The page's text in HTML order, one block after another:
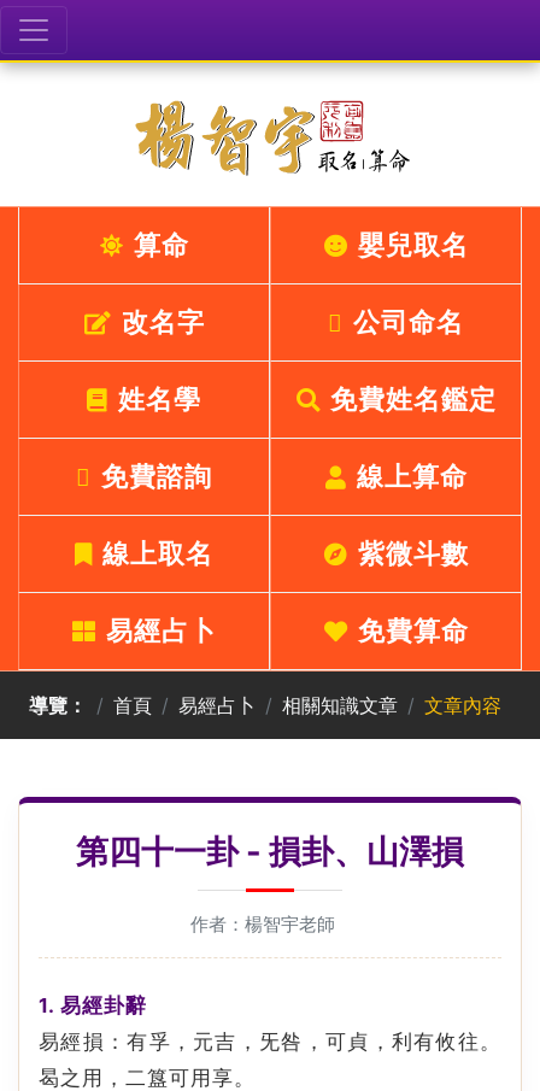
算命 嬰兒取名
改名字 公司命名
姓名學 免費姓名鑑定
免費諮詢 線上算命
線上取名 紫微斗數
易經占卜 免費算命
導覽： 首頁 易經占卜 相關知識文章 文章內容
第四十一卦 - 損卦、山澤損
作者：楊智宇老師
1. 易經卦辭
易經損：有孚，元吉，旡咎，可貞，利有攸往。
曷之用，二簋可用享。